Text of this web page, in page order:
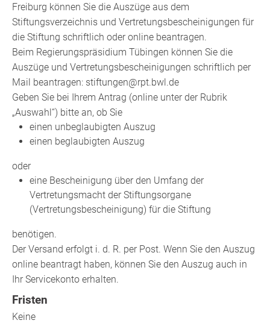
Freiburg können Sie die Auszüge aus dem
Stiftungsverzeichnis und Vertretungsbescheinigungen für
die Stiftung schriftlich oder online beantragen.
Beim Regierungspräsidium Tübingen können Sie die
Auszüge und Vertretungsbescheinigungen schriftlich per
Mail beantragen: stiftungen@rpt.bwl.de
Geben Sie bei Ihrem Antrag (online unter der Rubrik
„Auswahl“) bitte an, ob Sie
einen unbeglaubigten Auszug
einen beglaubigten Auszug
oder
eine Bescheinigung über den Umfang der
Vertretungsmacht der Stiftungsorgane
(Vertretungsbescheinigung) für die Stiftung
benötigen.
Der Versand erfolgt i. d. R. per Post. Wenn Sie den Auszug
online beantragt haben, können Sie den Auszug auch in
Ihr Servicekonto erhalten.
Fristen
Keine